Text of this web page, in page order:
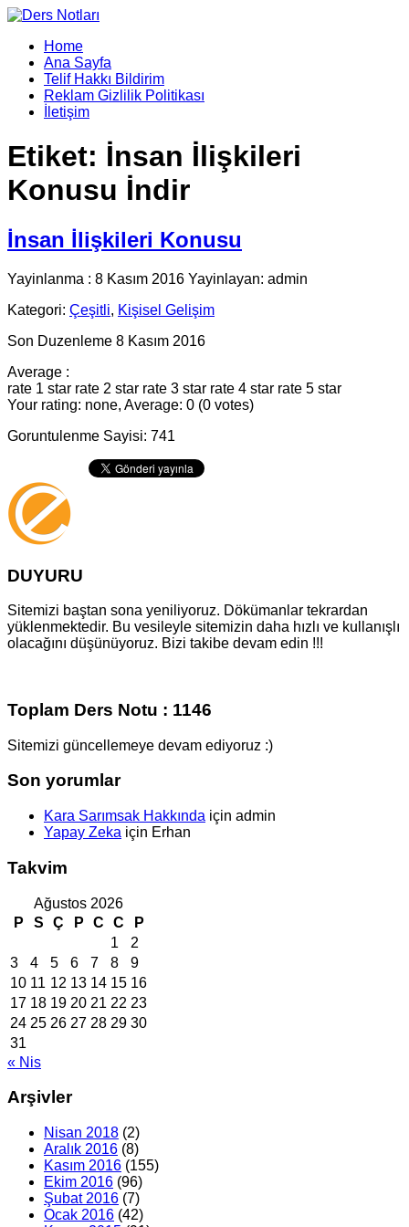
Home
Ana Sayfa
Telif Hakkı Bildirim
Reklam Gizlilik Politikası
İletişim
Etiket: İnsan İlişkileri
Konusu İndir
İnsan İlişkileri Konusu
Yayinlanma : 8 Kasım 2016 Yayinlayan: admin
Kategori: Çeşitli, Kişisel Gelişim
Son Duzenleme 8 Kasım 2016
Average :
rate 1 star rate 2 star rate 3 star rate 4 star rate 5 star
Your rating: none, Average: 0 (0 votes)
Goruntulenme Sayisi: 741
DUYURU
Sitemizi baştan sona yeniliyoruz. Dökümanlar tekrardan
yüklenmektedir. Bu vesileyle sitemizin daha hızlı ve kullanışlı
olacağını düşünüyoruz. Bizi takibe devam edin !!!
Toplam Ders Notu : 1146
Sitemizi güncellemeye devam ediyoruz :)
Son yorumlar
Kara Sarımsak Hakkında için admin
Yapay Zeka için Erhan
Takvim
Ağustos 2026
P
S Ç P C C
P
1
2
3
4 5 6 7 8
9
10 11 12 13 14 15 16
17 18 19 20 21 22 23
24 25 26 27 28 29 30
31
« Nis
Arşivler
Nisan 2018 (2)
Aralık 2016 (8)
Kasım 2016 (155)
Ekim 2016 (96)
Şubat 2016 (7)
Ocak 2016 (42)